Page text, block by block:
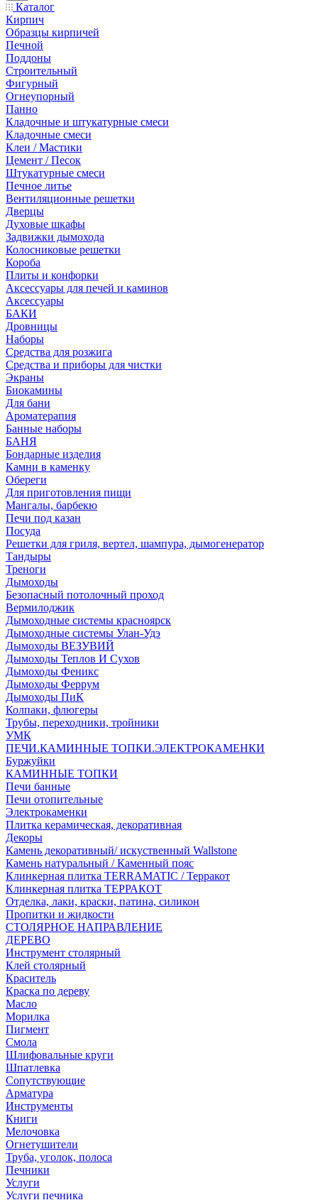
Каталог
Кирпич
Образцы кирпичей
Печной
Поддоны
Строительный
Фигурный
Огнеупорный
Панно
Кладочные и штукатурные смеси
Кладочные смеси
Клеи / Мастики
Цемент / Песок
Штукатурные смеси
Печное литье
Вентиляционные решетки
Дверцы
Духовые шкафы
Задвижки дымохода
Колосниковые решетки
Короба
Плиты и конфорки
Аксессуары для печей и каминов
Аксессуары
БАКИ
Дровницы
Наборы
Средства для розжига
Средства и приборы для чистки
Экраны
Биокамины
Для бани
Ароматерапия
Банные наборы
БАНЯ
Бондарные изделия
Камни в каменку
Обереги
Для приготовления пищи
Мангалы, барбекю
Печи под казан
Посуда
Решетки для гриля, вертел, шампура, дымогенератор
Тандыры
Треноги
Дымоходы
Безопасный потолочный проход
Вермилоджик
Дымоходные системы красноярск
Дымоходные системы Улан-Удэ
Дымоходы ВЕЗУВИЙ
Дымоходы Теплов И Сухов
Дымоходы Феникс
Дымоходы Феррум
Дымоходы ПиК
Колпаки, флюгеры
Трубы, переходники, тройники
УМК
ПЕЧИ.КАМИННЫЕ ТОПКИ.ЭЛЕКТРОКАМЕНКИ
Буржуйки
КАМИННЫЕ ТОПКИ
Печи банные
Печи отопительные
Электрокаменки
Плитка керамическая, декоративная
Декоры
Камень декоративный/ искуственный Wallstone
Камень натуральный / Каменный пояс
Клинкерная плитка TERRAMATIC / Терракот
Клинкерная плитка ТЕРРАКОТ
Отделка, лаки, краски, патина, силикон
Пропитки и жидкости
СТОЛЯРНОЕ НАПРАВЛЕНИЕ
ДЕРЕВО
Инструмент столярный
Клей столярный
Краситель
Краска по дереву
Масло
Морилка
Пигмент
Смола
Шлифовальные круги
Шпатлевка
Сопутствующие
Арматура
Инструменты
Книги
Мелочовка
Огнетушители
Труба, уголок, полоса
Печники
Услуги
Услуги печника